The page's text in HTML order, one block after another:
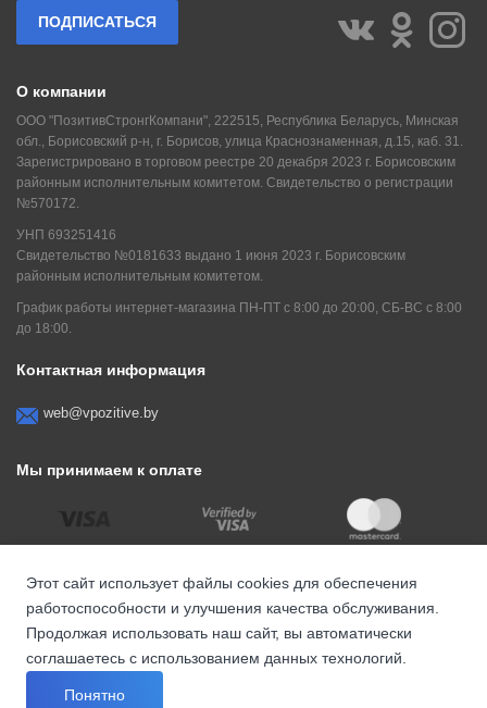
Этот сайт использует файлы cookies для обеспечения
работоспособности и улучшения качества обслуживания.
Продолжая использовать наш сайт, вы автоматически
соглашаетесь с использованием данных технологий.
Понятно
Мы принимаем к оплате
Контактная информация
web@vpozitive.by
О компании
ООО "ПозитивСтронгКомпани", 222515, Республика Беларусь, Минская
обл., Борисовский р-н, г. Борисов, улица Краснознаменная, д.15, каб. 31.
Зарегистрировано в торговом реестре 20 декабря 2023 г. Борисовским
районным исполнительным комитетом. Свидетельство о регистрации
№570172.
УНП 693251416
Свидетельство №0181633 выдано 1 июня 2023 г. Борисовским
районным исполнительным комитетом.
График работы интернет-магазина ПН-ПТ с 8:00 до 20:00, СБ-ВС с 8:00
до 18:00.
ПОДПИСАТЬСЯ
© ООО "ПозитивСтронгКомпани" , 2026